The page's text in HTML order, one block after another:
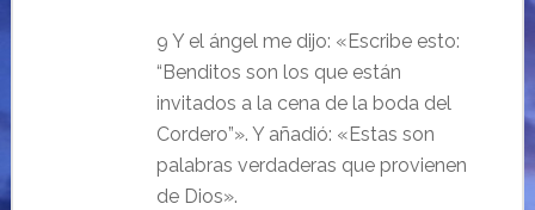
9 Y el ángel me dijo: «Escribe esto:
“Benditos son los que están
invitados a la cena de la boda del
Cordero”». Y añadió: «Estas son
palabras verdaderas que provienen
de Dios».